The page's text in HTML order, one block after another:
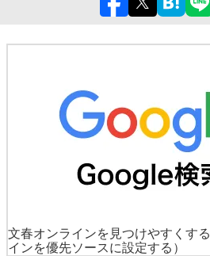
文春オンラインを見つけやすくする
インを優先ソースに設定する）